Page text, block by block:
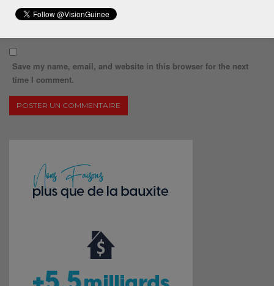
Save my name, email, and website in this browser for the next
time I comment.